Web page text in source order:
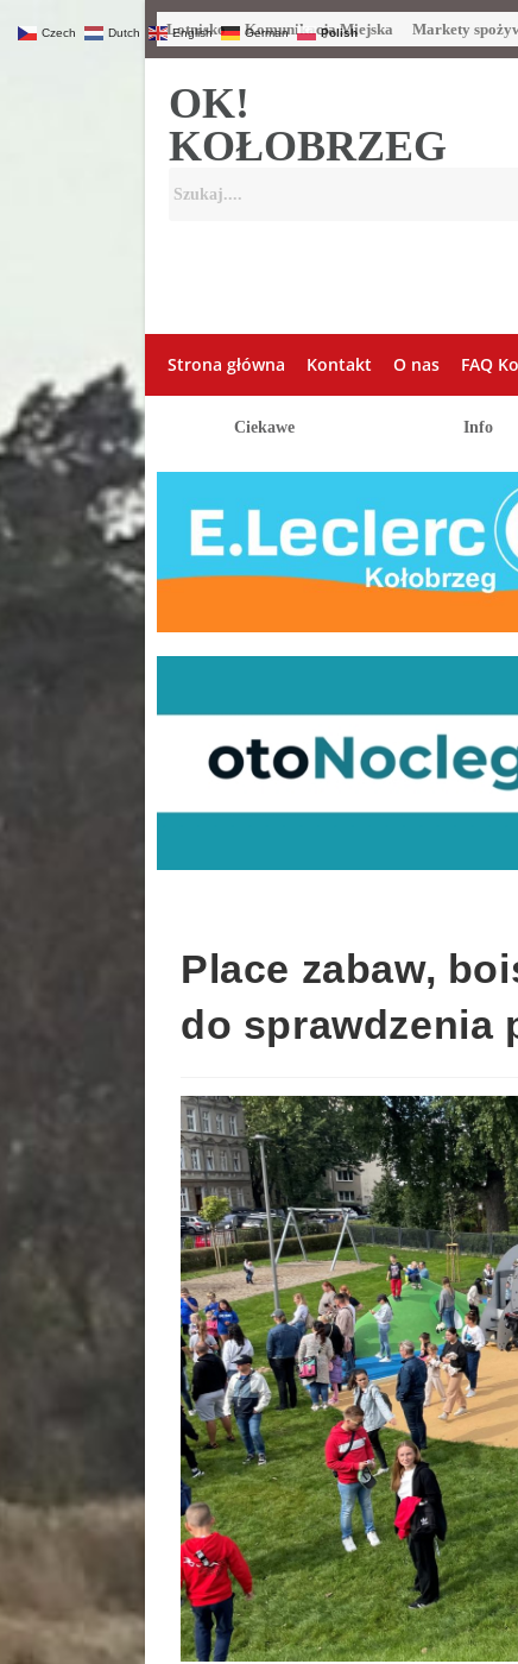
Lotnisko Komunikacja Miejska Markety
OK!
KOŁOBRZEG
Strona główna Kontakt O nas FAQ
Ciekawe Info
Place zabaw,
do sprawdzenia
Czech Dutch English German Polish